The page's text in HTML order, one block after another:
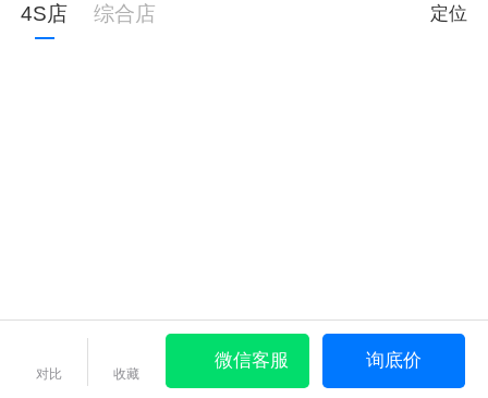
4S店 综合店 定位
对比 收藏
微信客服 询底价